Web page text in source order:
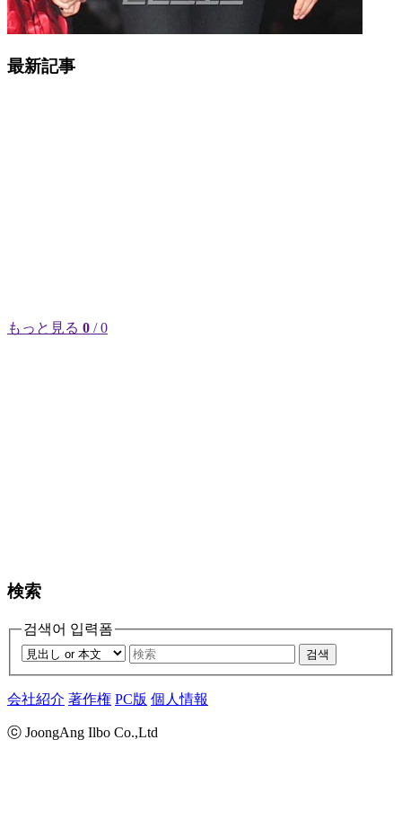
最新記事
もっと見る 0 / 0
検索
검색어 입력폼
검색
会社紹介 著作権 PC版 個人情報
ⓒ JoongAng Ilbo Co.,Ltd